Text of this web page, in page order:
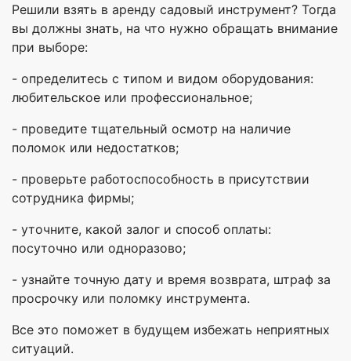
Решили взять в аренду садовый инструмент? Тогда
вы должны знать, на что нужно обращать внимание
при выборе:
- определитесь с типом и видом оборудования:
любительское или профессиональное;
- проведите тщательный осмотр на наличие
поломок или недостатков;
- проверьте работоспособность в присутствии
сотрудника фирмы;
- уточните, какой залог и способ оплаты:
посуточно или одноразово;
- узнайте точную дату и время возврата, штраф за
просрочку или поломку инструмента.
Все это поможет в будущем избежать неприятных
ситуаций.